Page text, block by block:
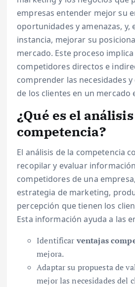
empresas entender mejor su
oportunidades y amenazas, y,
instancia, mejorar su
mercado. Este proceso
competidores directos e
comprender las necesidades
de los clientes en un mercado
¿Qué es el
competencia?
El análisis de la competencia
recopilar y evaluar
competidores de una
estrategia de marketing,
percepción que tienen los
Esta información ayuda a las
Identificarventajas
mejora.
Adaptar su propuesta de
mejor las necesidades del